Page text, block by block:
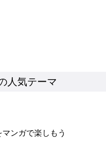
人気テーマ
ンガで楽しもう